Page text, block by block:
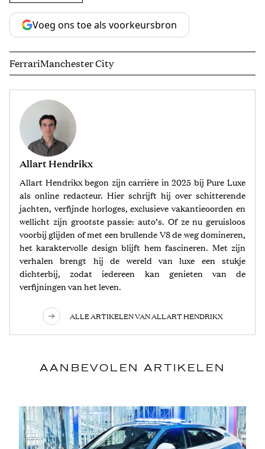
Voeg ons toe als voorkeursbron
FerrariManchester City
Allart Hendrikx
Allart Hendrikx begon zijn carrière in 2025 bij Pure Luxe
als online redacteur. Hier schrijft hij over schitterende
jachten, verfijnde horloges, exclusieve vakantieoorden en
wellicht zijn grootste passie: auto’s. Of ze nu geruisloos
voorbij glijden of met een brullende V8 de weg domineren,
het karaktervolle design blijft hem fascineren. Met zijn
verhalen brengt hij de wereld van luxe een stukje
dichterbij, zodat iedereen kan genieten van de
verfijningen van het leven.
ALLE ARTIKELEN VAN ALLART HENDRIKX
AANBEVOLEN ARTIKELEN